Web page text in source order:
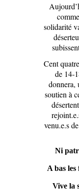
solidarité
Cent
de 14-
donnera,
soutien à
venu.e.s
Ni
A bas
Vive la